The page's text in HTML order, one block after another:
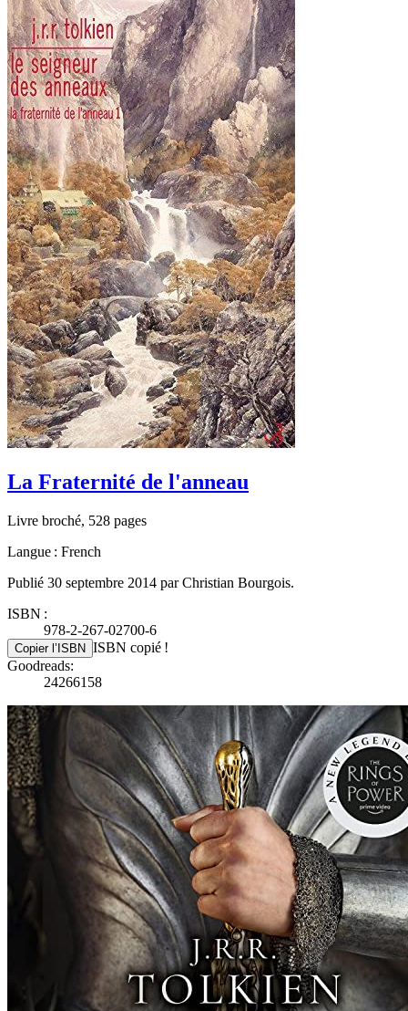
La Fraternité de l'anneau
Livre broché, 528 pages
Langue : French
Publié 30 septembre 2014 par Christian Bourgois.
ISBN :
978-2-267-02700-6
Copier l’ISBN ISBN copié !
Goodreads:
24266158